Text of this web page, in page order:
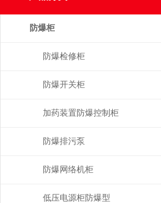
防爆柜
防爆检修柜
防爆开关柜
加药装置防爆控制柜
防爆排污泵
防爆网络机柜
低压电源柜防爆型